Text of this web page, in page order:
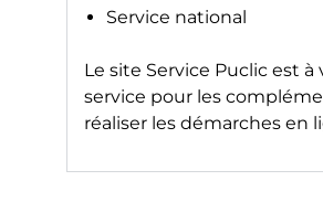
Service national
Le site Service Puclic est à
service pour les
réaliser les démarches en